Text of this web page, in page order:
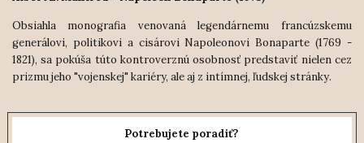
Obsiahla monografia venovaná legendárnemu francúzskemu
generálovi, politikovi a cisárovi Napoleonovi Bonaparte (1769 -
1821), sa pokúša túto kontroverznú osobnosť predstaviť nielen cez
prizmu jeho "vojenskej" kariéry, ale aj z intímnej, ľudskej stránky.
Potrebujete poradiť?